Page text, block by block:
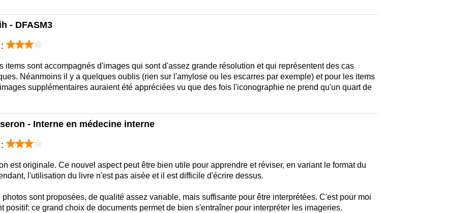
- DFASM3
items sont accompagnés d'images qui sont d'assez grande résolution et qui représentent des cas
Néanmoins il y a quelques oublis (rien sur l'amylose ou les escarres par exemple) et pour les items
supplémentaires auraient été appréciées vu que des fois l'iconographie ne prend qu'un quart de
- Interne en médecine interne
est originale. Ce nouvel aspect peut être bien utile pour apprendre et réviser, en variant le format du
l'utilisation du livre n'est pas aisée et il est difficile d'écrire dessus.
photos sont proposées, de qualité assez variable, mais suffisante pour être interprétées. C'est pour moi
positif: ce grand choix de documents permet de bien s'entraîner pour interpréter les imageries.